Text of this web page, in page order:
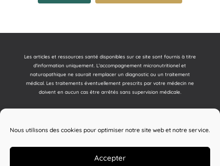
Nous utilisons des cookies pour optimiser notre site web et notre service.
Accepter
Les articles et ressources santé disponibles sur ce site sont fournis à titre
d'information uniquement. L’accompagnement micronutritionel et
naturopathique ne saurait remplacer un diagnostic ou un traitement
médical. Les traitements éventuellement prescrits par votre médecin ne
doivent en aucun cas être arrêtés sans supervision médicale.
Mentions légales
Politique de cookies (UE)
Consultations